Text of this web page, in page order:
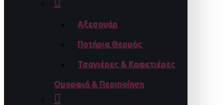
Αξεσουάρ
Ποτήρια Θερμός
Τσαγιέρες & Καφετιέρες
Ομορφιά & Περιποίηση